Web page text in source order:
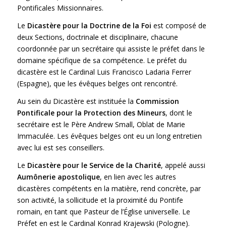
Pontificales Missionnaires.
Le Dicastère pour la Doctrine de la Foi est composé de
deux Sections, doctrinale et disciplinaire, chacune
coordonnée par un secrétaire qui assiste le préfet dans le
domaine spécifique de sa compétence. Le préfet du
dicastère est le Cardinal Luis Francisco Ladaria Ferrer
(Espagne), que les évêques belges ont rencontré.
Au sein du Dicastère est instituée la Commission
Pontificale pour la Protection des Mineurs, dont le
secrétaire est le Père Andrew Small, Oblat de Marie
Immaculée. Les évêques belges ont eu un long entretien
avec lui est ses conseillers.
Le Dicastère pour le Service de la Charité, appelé aussi
Aumônerie apostolique, en lien avec les autres
dicastères compétents en la matière, rend concrète, par
son activité, la sollicitude et la proximité du Pontife
romain, en tant que Pasteur de l’Église universelle. Le
Préfet en est le Cardinal Konrad Krajewski (Pologne).